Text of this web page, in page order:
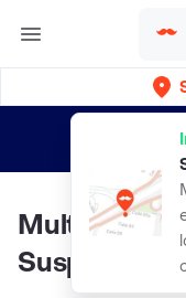
Multiflora
Suspensión